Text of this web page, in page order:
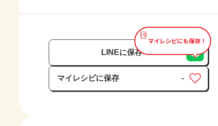
マイレシピにも保存！
LINEに保存
マイレシピに保存
保存済み
-